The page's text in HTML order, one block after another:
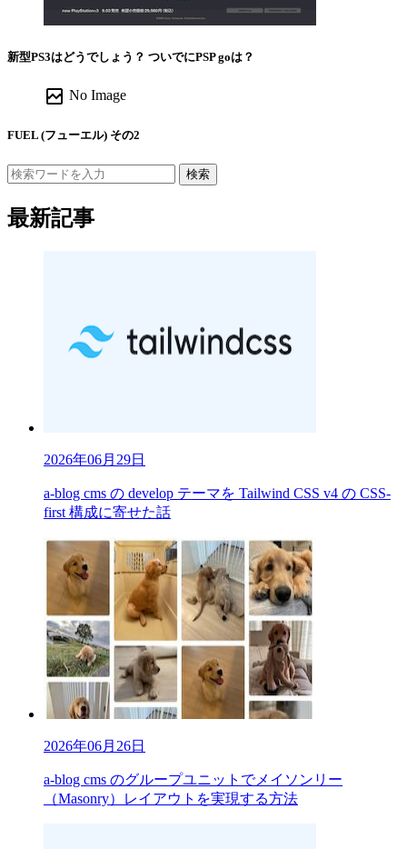
新型PS3はどうでしょう？ ついでにPSP goは？
broken_image No Image
FUEL (フューエル) その2
検索
最新記事
2026年06月29日
a-blog cms の develop テーマを Tailwind CSS v4 の CSS-
first 構成に寄せた話
2026年06月26日
a-blog cms のグループユニットでメイソンリー
（Masonry）レイアウトを実現する方法